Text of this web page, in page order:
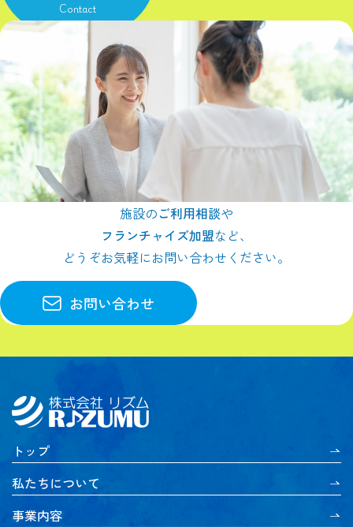
Contact
施設のご利用相談や
フランチャイズ加盟など、
どうぞお気軽にお問い合わせください。
お問い合わせ
トップ
私たちについて
事業内容